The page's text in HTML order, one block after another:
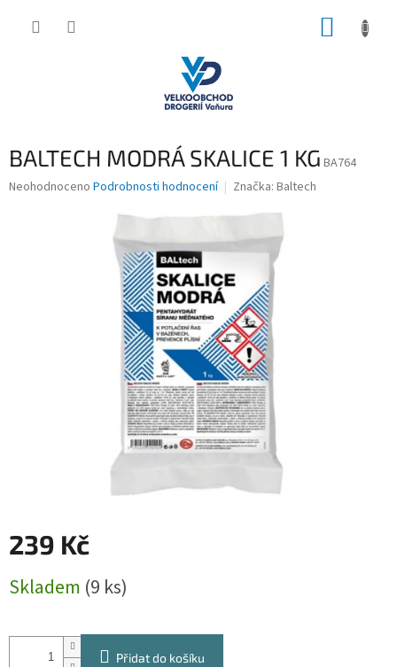
BALTECH MODRÁ SKALICE 1 KG BA764
Průměrné
Neohodnoceno Podrobnosti hodnocení Značka: Baltech
239 Kč
cena:
Skladem (9 ks)
Přidat do košíku